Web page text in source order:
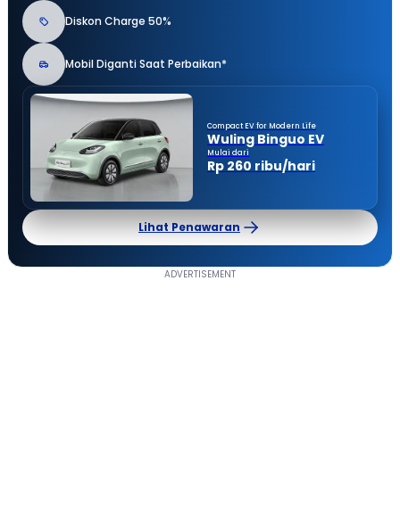
Diskon Charge 50%
Mobil Diganti Saat Perbaikan*
Compact EV for Modern Life
Wuling Binguo EV
Mulai dari
Rp 260 ribu/hari
Lihat Penawaran